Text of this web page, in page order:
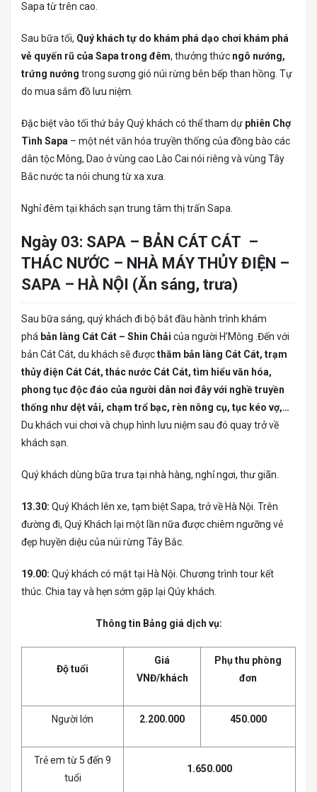
Sapa từ trên cao.
Sau bữa tối, Quý khách tự do khám phá dạo chơi khám phá
vẻ quyến rũ của Sapa trong đêm, thưởng thức ngô nướng,
trứng nướng trong sương gió núi rừng bên bếp than hồng. Tự
do mua sắm đồ lưu niệm.
Đặc biệt vào tối thứ bảy Quý khách có thể tham dự phiên Chợ
Tình Sapa – một nét văn hóa truyền thống của đồng bào các
dân tộc Mông, Dao ở vùng cao Lào Cai nói riêng và vùng Tây
Bắc nước ta nói chung từ xa xưa.
Nghỉ đêm tại khách sạn trung tâm thị trấn Sapa.
Ngày 03: SAPA – BẢN CÁT CÁT –
THÁC NƯỚC – NHÀ MÁY THỦY ĐIỆN –
SAPA – HÀ NỘI (Ăn sáng, trưa)
Sau bữa sáng, quý khách đi bộ bắt đầu hành trình khám
phá bản làng Cát Cát – Shin Chải của người H’Mông .Đến với
bản Cát Cát, du khách sẽ đượcthăm bản làng Cát Cát, trạm
thủy điện Cát Cát, thác nước Cát Cát, tìm hiểu văn hóa,
phong tục độc đáo của người dân nơi đây với nghề truyền
thống như dệt vải, chạm trổ bạc, rèn nông cụ, tục kéo vợ,…
Du khách vui chơi và chụp hình lưu niệm sau đó quay trở về
khách sạn.
Quý khách dùng bữa trưa tại nhà hàng, nghỉ ngơi, thư giãn.
13.30: Quý Khách lên xe, tạm biệt Sapa, trở về Hà Nội. Trên
đường đi, Quý Khách lại một lần nữa được chiêm ngưỡng vẻ
đẹp huyền diệu của núi rừng Tây Bắc.
19.00: Quý khách có mặt tại Hà Nội. Chương trình tour kết
thúc. Chia tay và hẹn sớm gặp lại Qúy khách.
Thông tin Bảng giá dịch vụ:
Độ tuổi
Giá
VNĐ/khách
Phụ thu phòng
đơn
Người lớn 2.200.000 450.000
Trẻ em từ 5 đến 9
tuổi
1.650.000